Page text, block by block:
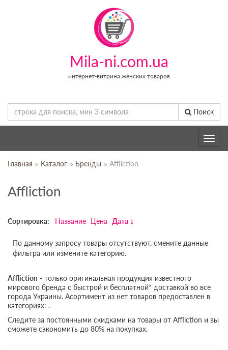
Mila-ni.com.ua
интернет-витрина женских товаров
Поиск
Toggle
Главная » Каталог » Бренды » Affliction
Affliction
Сортировка: Название Цена Дата
По данному запросу товары отсутствуют, смените данные
фильтра или измените категорию.
Affliction - только оригинальная продукция известного
мирового бренда с быстрой и бесплатной* доставкой во все
города Украины. Асортимент из нет товаров предоставлен в
категориях: .
Следите за постоянными скидками на товары от Affliction и вы
сможете сэкономить до 80% на покупках.